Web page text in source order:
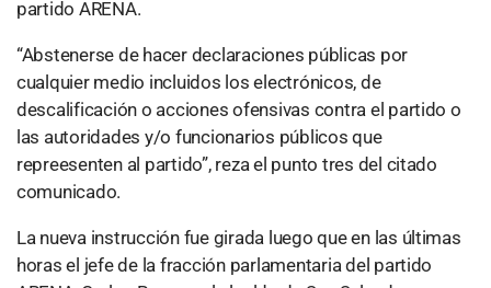
partido ARENA.
“Abstenerse de hacer declaraciones públicas por
cualquier medio incluidos los electrónicos, de
descalificación o acciones ofensivas contra el partido o
las autoridades y/o funcionarios públicos que
repreesenten al partido”, reza el punto tres del citado
comunicado.
La nueva instrucción fue girada luego que en las últimas
horas el jefe de la fracción parlamentaria del partido